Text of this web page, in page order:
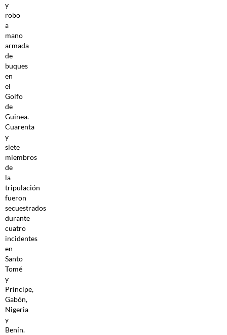
y
robo
a
mano
armada
de
buques
en
el
Golfo
de
Guinea.
Cuarenta
y
siete
miembros
de
la
tripulación
fueron
secuestrados
durante
cuatro
incidentes
en
Santo
Tomé
y
Príncipe,
Gabón,
Nigeria
y
Benín.